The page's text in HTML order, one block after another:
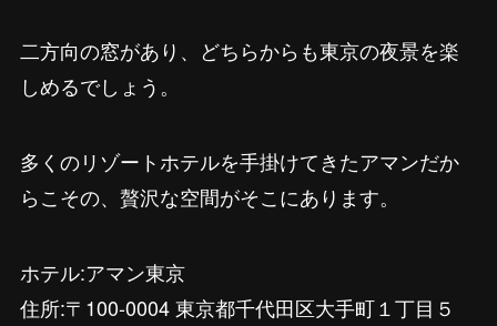
二方向の窓があり、どちらからも東京の夜景を楽
しめるでしょう。
多くのリゾートホテルを手掛けてきたアマンだか
らこその、贅沢な空間がそこにあります。
ホテル:アマン東京
住所:〒100-0004 東京都千代田区大手町１丁目５